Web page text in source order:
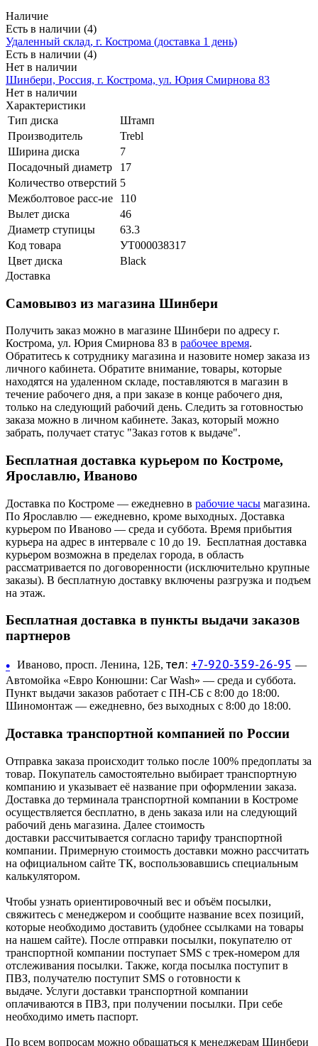
Наличие
Есть в наличии (4)
Удаленный склад, г. Кострома (доставка 1 день)
Есть в наличии (4)
Нет в наличии
Шинбери, Россия, г. Кострома, ул. Юрия Смирнова 83
Нет в наличии
Характеристики
Тип диска
Штамп
Производитель
Trebl
Ширина диска
7
Посадочный диаметр
17
Количество отверстий 5
Межболтовое расс-ие
110
Вылет диска
46
Диаметр ступицы
63.3
Код товара
УТ000038317
Цвет диска
Black
Доставка
Самовывоз из магазина Шинбери
Получить заказ можно в магазине Шинбери по адресу г.
Кострома, ул. Юрия Смирнова 83 в рабочее время.
Обратитесь к сотруднику магазина и назовите номер заказа из
личного кабинета. Обратите внимание, товары, которые
находятся на удаленном складе, поставляются в магазин в
течение рабочего дня, а при заказе в конце рабочего дня,
только на следующий рабочий день. Следить за готовностью
заказа можно в личном кабинете. Заказ, который можно
забрать, получает статус "Заказ готов к выдаче".
Бесплатная доставка курьером по Костроме,
Ярославлю, Иваново
Доставка по Костроме — ежедневно в рабочие часы магазина.
По Ярославлю — ежедневно, кроме выходных. Доставка
курьером по Иваново — среда и суббота. Время прибытия
курьера на адрес в интервале с 10 до 19. Бесплатная доставка
курьером возможна в пределах города, в область
рассматривается по договоренности (исключительно крупные
заказы). В бесплатную доставку включены разгрузка и подъем
на этаж.
Бесплатная доставка в пункты выдачи заказов
партнеров
• Иваново, просп. Ленина, 12Б, тел: +7-920-359-26-95 —
Автомойка «Евро Конюшни: Car Wash» — среда и суббота.
Пункт выдачи заказов работает с ПН-СБ с 8:00 до 18:00.
Шиномонтаж — ежедневно, без выходных с 8:00 до 18:00.
Доставка транспортной компанией по России
Отправка заказа происходит только после 100% предоплаты за
товар. Покупатель самостоятельно выбирает транспортную
компанию и указывает её название при оформлении заказа.
Доставка до терминала транспортной компании в Костроме
осуществляется бесплатно, в день заказа или на следующий
рабочий день магазина. Далее стоимость
доставки рассчитывается согласно тарифу транспортной
компании. Примерную стоимость доставки можно рассчитать
на официальном сайте ТК, воспользовавшись специальным
калькулятором.
Чтобы узнать ориентировочный вес и объём посылки,
свяжитесь с менеджером и сообщите название всех позиций,
которые необходимо доставить (удобнее ссылками на товары
на нашем сайте). После отправки посылки, покупателю от
транспортной компании поступает SMS с трек-номером для
отслеживания посылки. Также, когда посылка поступит в
ПВЗ, получателю поступит SMS о готовности к
выдаче. Услуги доставки транспортной компании
оплачиваются в ПВЗ, при получении посылки. При себе
необходимо иметь паспорт.
По всем вопросам можно обращаться к менеджерам Шинбери